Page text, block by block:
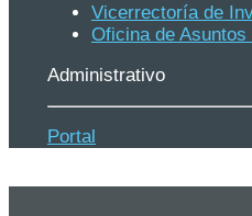
Vicerrectoría de
Oficina de
Administrativo
Portal